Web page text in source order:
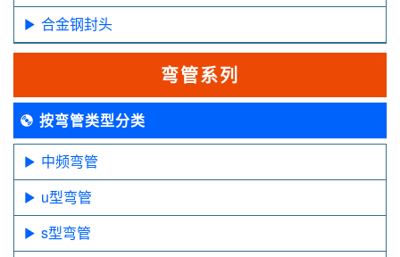
合金钢封头
弯管系列
按弯管类型分类
中频弯管
u型弯管
s型弯管